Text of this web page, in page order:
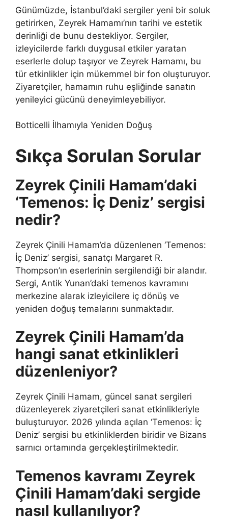
Günümüzde, İstanbul’daki sergiler yeni bir soluk
getirirken, Zeyrek Hamamı’nın tarihi ve estetik
derinliği de bunu destekliyor. Sergiler,
izleyicilerde farklı duygusal etkiler yaratan
eserlerle dolup taşıyor ve Zeyrek Hamamı, bu
tür etkinlikler için mükemmel bir fon oluşturuyor.
Ziyaretçiler, hamamın ruhu eşliğinde sanatın
yenileyici gücünü deneyimleyebiliyor.
Botticelli İlhamıyla Yeniden Doğuş
Sıkça Sorulan Sorular
Zeyrek Çinili Hamam’daki
‘Temenos: İç Deniz’ sergisi
nedir?
Zeyrek Çinili Hamam’da düzenlenen ‘Temenos:
İç Deniz’ sergisi, sanatçı Margaret R.
Thompson’ın eserlerinin sergilendiği bir alandır.
Sergi, Antik Yunan’daki temenos kavramını
merkezine alarak izleyicilere iç dönüş ve
yeniden doğuş temalarını sunmaktadır.
Zeyrek Çinili Hamam’da
hangi sanat etkinlikleri
düzenleniyor?
Zeyrek Çinili Hamam, güncel sanat sergileri
düzenleyerek ziyaretçileri sanat etkinlikleriyle
buluşturuyor. 2026 yılında açılan ‘Temenos: İç
Deniz’ sergisi bu etkinliklerden biridir ve Bizans
sarnıcı ortamında gerçekleştirilmektedir.
Temenos kavramı Zeyrek
Çinili Hamam’daki sergide
nasıl kullanılıyor?